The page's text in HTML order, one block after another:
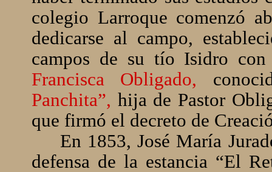
colegio Larroque comenzó
dedicarse al campo,
campos de su tío Isidro
Francisca Obligado,
Panchita”, hija de Pastor
que firmó el decreto de
En 1853, José María
defensa de la estancia “El